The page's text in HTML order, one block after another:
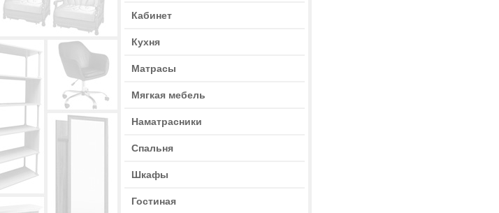
Кабинет
Кухня
Матрасы
Мягкая мебель
Наматрасники
Спальня
Шкафы
Гостиная